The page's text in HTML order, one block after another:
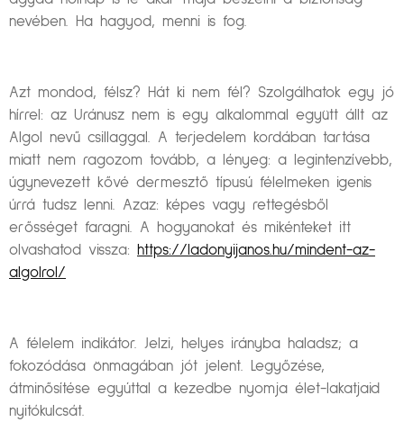
nevében. Ha hagyod, menni is fog.
Azt mondod, félsz? Hát ki nem fél? Szolgálhatok egy jó
hírrel: az Uránusz nem is egy alkalommal együtt állt az
Algol nevű csillaggal. A terjedelem kordában tartása
miatt nem ragozom tovább, a lényeg: a legintenzívebb,
úgynevezett kővé dermesztő típusú félelmeken igenis
úrrá tudsz lenni. Azaz: képes vagy rettegésből
erősséget faragni. A hogyanokat és mikénteket itt
olvashatod vissza:
https://ladonyijanos.hu/mindent-az-
algolrol/
A félelem indikátor. Jelzi, helyes irányba haladsz; a
fokozódása önmagában jót jelent. Legyőzése,
átminősítése egyúttal a kezedbe nyomja élet-lakatjaid
nyitókulcsát.